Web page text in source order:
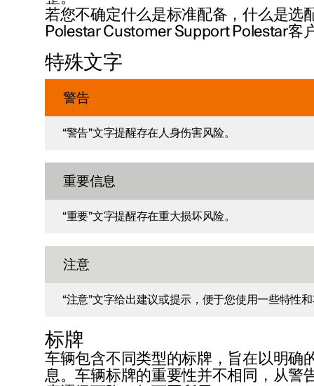
若您不确定什么是标准配备，什么是选
Polestar Customer Support Polestar客
特殊文字
警告
“警告”文字提醒存在人身伤害风险。
重要信息
“重要”文字提醒存在重大损坏风险。
注意
“注意”文字给出建议或提示，便于您使用一些特性
标牌
车辆包含不同类型的标牌，旨在以明确
息。车辆标牌的重要性并不相同，从警